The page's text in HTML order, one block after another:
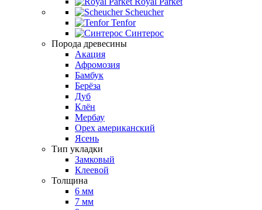
Scheucher
Tenfor
Синтерос
Порода древесины
Акация
Афромозия
Бамбук
Берёза
Дуб
Клён
Мербау
Орех американский
Ясень
Тип укладки
Замковый
Клеевой
Толщина
6 мм
7 мм